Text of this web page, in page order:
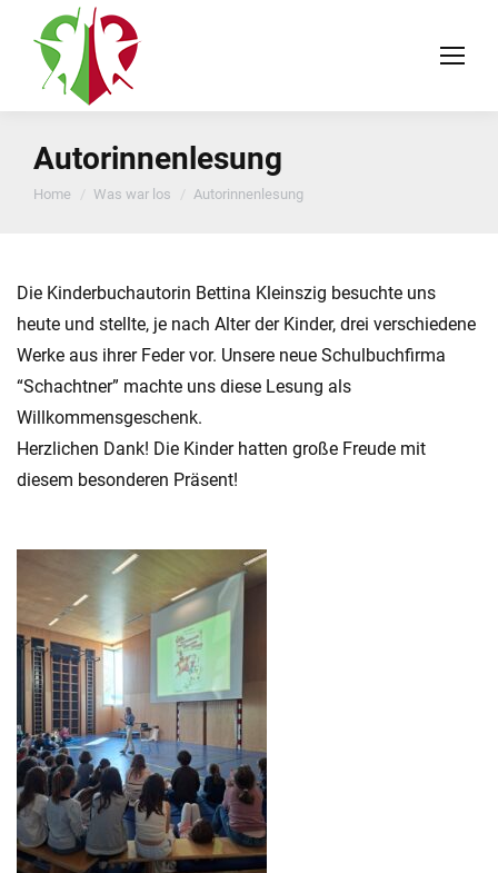
Autorinnenlesung
You are here:
Home Was war los Autorinnenlesung
Die Kinderbuchautorin Bettina Kleinszig besuchte uns
heute und stellte, je nach Alter der Kinder, drei verschiedene
Werke aus ihrer Feder vor. Unsere neue Schulbuchfirma
“Schachtner” machte uns diese Lesung als
Willkommensgeschenk.
Herzlichen Dank! Die Kinder hatten große Freude mit
diesem besonderen Präsent!